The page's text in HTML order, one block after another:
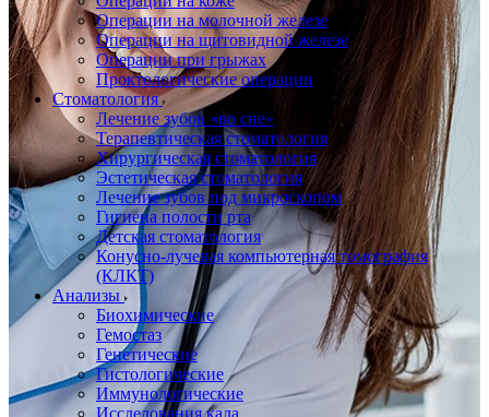
Операции на молочной железе
Операции на щитовидной железе
Операции при грыжах
Проктологические операции
Стоматология
Лечение зубов «во сне»
Терапевтическая стоматология
Хирургическая стоматология
Эстетическая стоматология
Лечение зубов под микроскопом
Гигиена полости рта
Детская стоматология
Конусно-лучевая компьютерная томография
(КЛКТ)
Анализы
Биохимические
Гемостаз
Генетические
Гистологические
Иммунологические
Исследования кала